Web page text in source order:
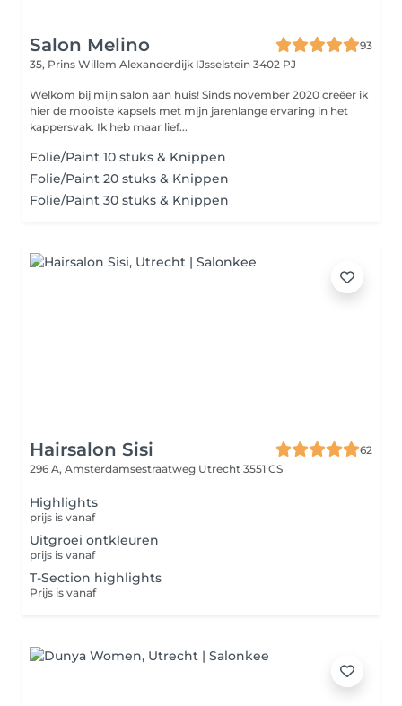
Salon Melino
93
35, Prins Willem Alexanderdijk IJsselstein 3402 PJ
Welkom bij mijn salon aan huis! Sinds november 2020 creëer ik
hier de mooiste kapsels met mijn jarenlange ervaring in het
kappersvak. Ik heb maar lief...
Folie/Paint 10 stuks & Knippen
Folie/Paint 20 stuks & Knippen
Folie/Paint 30 stuks & Knippen
Hairsalon Sisi
62
296 A, Amsterdamsestraatweg Utrecht 3551 CS
Highlights
prijs is vanaf
Uitgroei ontkleuren
prijs is vanaf
T-Section highlights
Prijs is vanaf